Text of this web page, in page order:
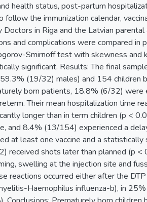
health status, post-partum
follow the immunization calendar,
Doctors in Riga and the Latvian
and complications were compared
Smirnoff test with skewness and
significant. Results: The final
(19/32) males) and 154 children
born patients, 18.8% (6/32)
Their mean hospitalization time
longer than in term children (p <
and 8.4% (13/154) experienced a
at least one vaccine and a
received shots later than planned (p
swelling at the injection site and
reactions occurred either after the
Haemophilus influenza-b), in